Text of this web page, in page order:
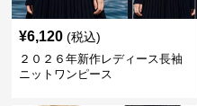
¥6,120 (税込)
２０２６年新作レディース長袖
ニットワンピース